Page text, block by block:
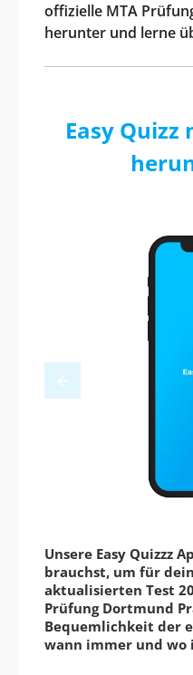
offizielle MTA
herunter und lerne
Easy
Unsere Easy Quizzz
brauchst, um für
aktualisierten Test
Prüfung Dortmund
Bequemlichkeit der
wann immer und